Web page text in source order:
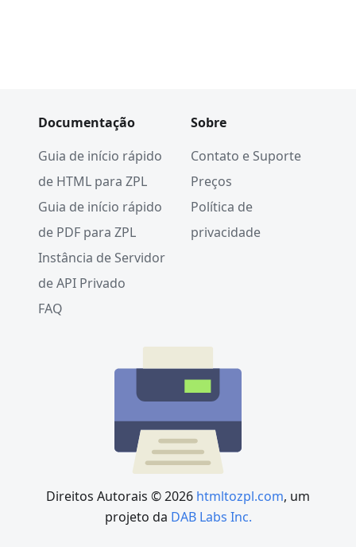
Documentação
Guia de início rápido
de HTML para ZPL
Guia de início rápido
de PDF para ZPL
Instância de Servidor
de API Privado
FAQ
Sobre
Contato e Suporte
Preços
Política de
privacidade
Direitos Autorais © 2026 htmltozpl.com, um
projeto da DAB Labs Inc.